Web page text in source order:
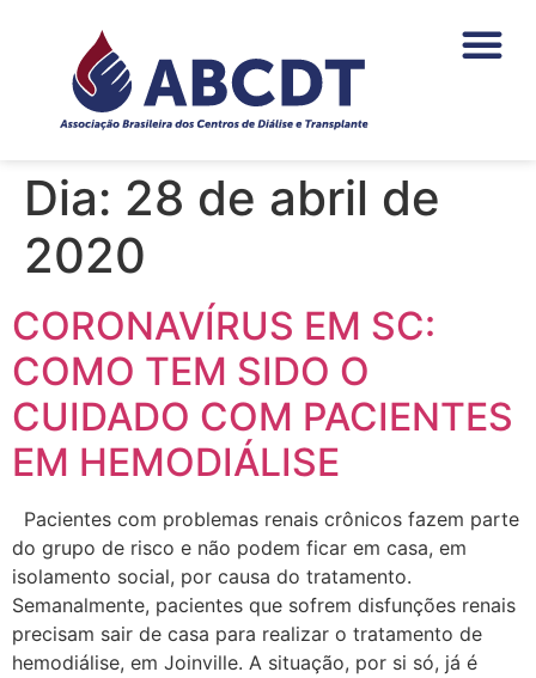
Dia: 28 de abril de
2020
CORONAVÍRUS EM SC:
COMO TEM SIDO O
CUIDADO COM PACIENTES
EM HEMODIÁLISE
Pacientes com problemas renais crônicos fazem parte
do grupo de risco e não podem ficar em casa, em
isolamento social, por causa do tratamento.
Semanalmente, pacientes que sofrem disfunções renais
precisam sair de casa para realizar o tratamento de
hemodiálise, em Joinville. A situação, por si só, já é